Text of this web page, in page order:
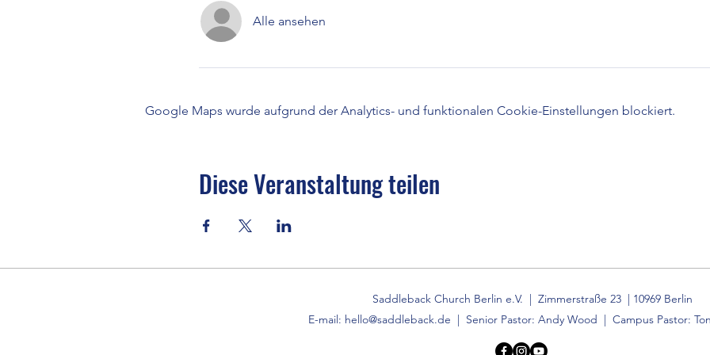
Alle ansehen
Google Maps wurde aufgrund der Analytics- und funktionalen Cookie-Einstellungen blockiert.
Diese Veranstaltung teilen
Saddleback Church Berlin e.V. | Zimmerstraße 23 | 10969 Berlin
E-mail: hello@saddleback.de | Senior Pastor: Andy Wood | Campus Pastor: